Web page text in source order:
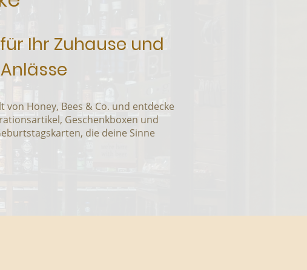
Ihr Zuhause und
von Honey, Bees & Co. und entdecke
Geschenkboxen und
die deine Sinne